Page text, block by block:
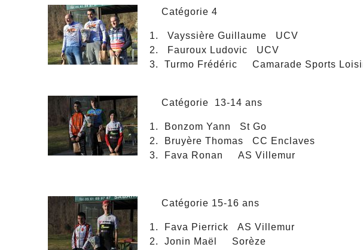
Catégorie 4
Vayssière Guillaume UCV
Fauroux Ludovic UCV
Turmo Frédéric Camarade Sports
Catégorie 13-14 ans
Bonzom Yann St Go
Bruyère Thomas CC Enclaves
Fava Ronan AS Villemur
Catégorie 15-16 ans
Fava Pierrick AS Villemur
Jonin Maël Sorèze